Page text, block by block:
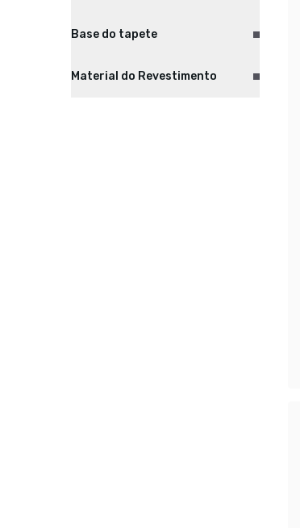
Base do tapete
Material do Revestimento